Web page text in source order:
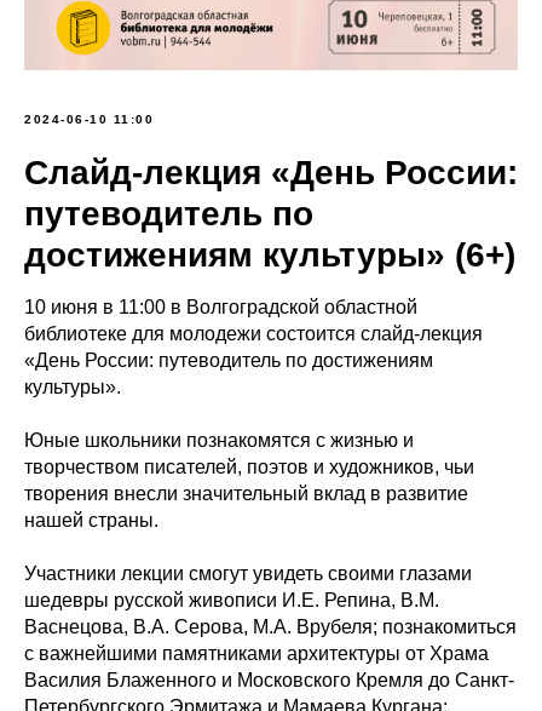
2024-06-10 11:00
Слайд-лекция «День России:
путеводитель по
достижениям культуры» (6+)
10 июня в 11:00 в Волгоградской областной
библиотеке для молодежи состоится слайд-лекция
«День России: путеводитель по достижениям
культуры».
Юные школьники познакомятся с жизнью и
творчеством писателей, поэтов и художников, чьи
творения внесли значительный вклад в развитие
нашей страны.
Участники лекции смогут увидеть своими глазами
шедевры русской живописи И.Е. Репина, В.М.
Васнецова, В.А. Серова, М.А. Врубеля; познакомиться
с важнейшими памятниками архитектуры от Храма
Василия Блаженного и Московского Кремля до Санкт-
Петербургского Эрмитажа и Мамаева Кургана;